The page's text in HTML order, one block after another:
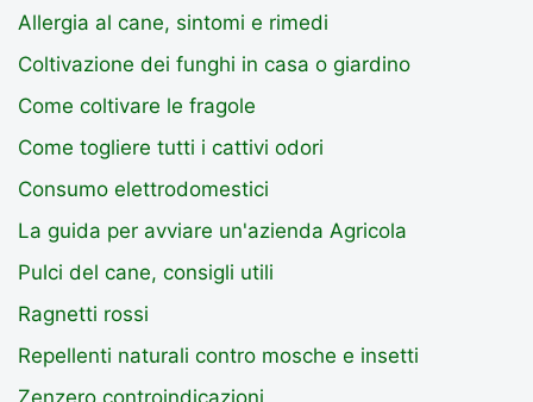
Allergia al cane, sintomi e rimedi
Coltivazione dei funghi in casa o giardino
Come coltivare le fragole
Come togliere tutti i cattivi odori
Consumo elettrodomestici
La guida per avviare un'azienda Agricola
Pulci del cane, consigli utili
Ragnetti rossi
Repellenti naturali contro mosche e insetti